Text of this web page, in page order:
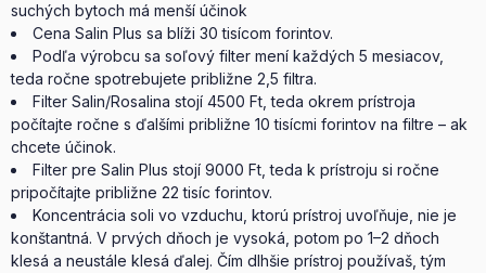
suchých bytoch má menší účinok
Cena Salin Plus sa blíži 30 tisícom forintov.
Podľa výrobcu sa soľový filter mení každých 5 mesiacov,
teda ročne spotrebujete približne 2,5 filtra.
Filter Salin/Rosalina stojí 4500 Ft, teda okrem prístroja
počítajte ročne s ďalšími približne 10 tisícmi forintov na filtre – ak
chcete účinok.
Filter pre Salin Plus stojí 9000 Ft, teda k prístroju si ročne
pripočítajte približne 22 tisíc forintov.
Koncentrácia soli vo vzduchu, ktorú prístroj uvoľňuje, nie je
konštantná. V prvých dňoch je vysoká, potom po 1–2 dňoch
klesá a neustále klesá ďalej. Čím dlhšie prístroj používaš, tým